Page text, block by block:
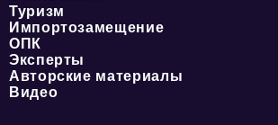
Туризм
Импортозамещение
ОПК
Эксперты
Авторские материалы
Видео